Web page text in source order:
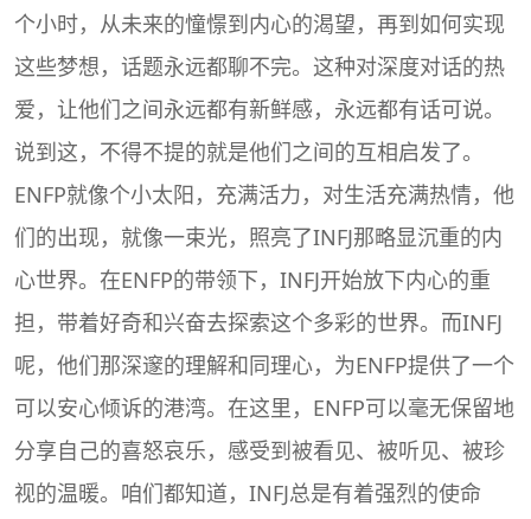
个小时，从未来的憧憬到内心的渴望，再到如何实现
这些梦想，话题永远都聊不完。这种对深度对话的热
爱，让他们之间永远都有新鲜感，永远都有话可说。
说到这，不得不提的就是他们之间的互相启发了。
ENFP就像个小太阳，充满活力，对生活充满热情，他
们的出现，就像一束光，照亮了INFJ那略显沉重的内
心世界。在ENFP的带领下，INFJ开始放下内心的重
担，带着好奇和兴奋去探索这个多彩的世界。而INFJ
呢，他们那深邃的理解和同理心，为ENFP提供了一个
可以安心倾诉的港湾。在这里，ENFP可以毫无保留地
分享自己的喜怒哀乐，感受到被看见、被听见、被珍
视的温暖。咱们都知道，INFJ总是有着强烈的使命